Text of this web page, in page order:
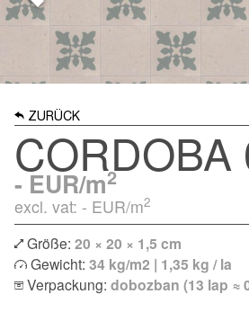
ZURÜCK
CORDOBA
-EUR/m2
excl. vat: - EUR/m2
Größe: 20 × 20 × 1,5 cm
Gewicht: 34 kg/m2 | 1,35 kg / la
Verpackung: dobozban (13 lap ≈